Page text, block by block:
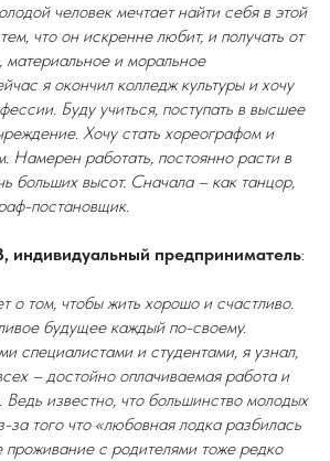
человек мечтает найти себя в этой
что он искренне любит, и получать от
материальное и моральное
я окончил колледж культуры и хочу
Буду учиться, поступать в высшее
Хочу стать хореографом и
Намерен работать, постоянно расти в
больших высот. Сначала – как танцор,
постановщик.
предприниматель:
о том, чтобы жить хорошо и счастливо.
будущее каждый по-своему.
специалистами и студентами, я узнал,
– достойно оплачиваемая работа и
Ведь известно, что большинство молодых
за того что «любовная лодка разбилась
с родителями тоже редко